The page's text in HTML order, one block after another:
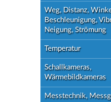
Weg, Distanz,
Beschleunigung,
Neigung, Strömung
Temperatur
Schallkameras,
Wärmebildkameras
Messtechnik,